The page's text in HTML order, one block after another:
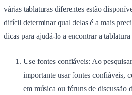
várias tablaturas diferentes estão
difícil determinar qual delas é a mais
dicas para ajudá-lo a encontrar a tablatura
Use fontes confiáveis: Ao
importante usar fontes confiáveis,
em música ou fóruns de discussão